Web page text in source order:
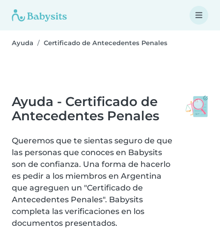
Ayuda Certificado de Antecedentes Penales
Ayuda - Certificado de
Antecedentes Penales
Queremos que te sientas seguro de que
las personas que conoces en Babysits
son de confianza. Una forma de hacerlo
es pedir a los miembros en Argentina
que agreguen un "Certificado de
Antecedentes Penales". Babysits
completa las verificaciones en los
documentos presentados.